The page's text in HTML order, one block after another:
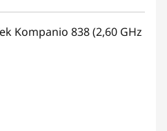
Kompanio 838 (2,60 GHz